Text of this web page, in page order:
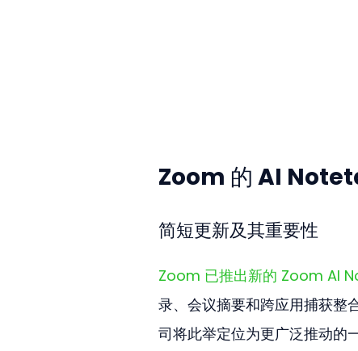
Zoom 的 AI
简短更新及其重要性
Zoom 已推出新的 Zoom AI
录、会议摘要和跨应用捕获整
司将此举定位为更广泛推动的